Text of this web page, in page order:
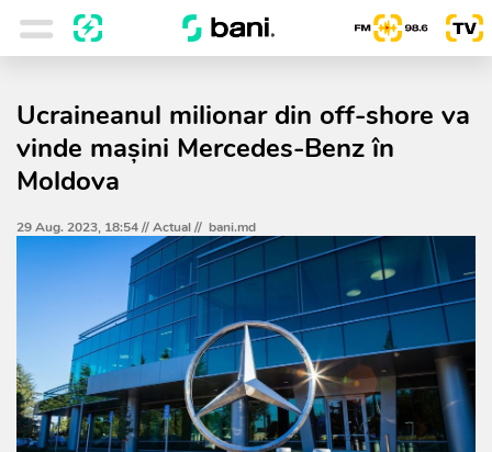
Ucraineanul milionar din off-shore va
vinde mașini Mercedes-Benz în
Moldova
29 Aug. 2023, 18:54 //Actual// bani.md